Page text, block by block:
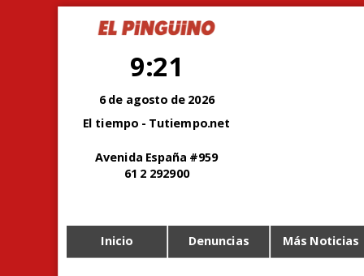
9:21
6 de agosto de 2026
El tiempo - Tutiempo.net
Avenida España #959
61 2 292900
Inicio Denuncias Más Noticias